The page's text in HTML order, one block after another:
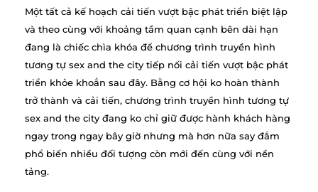
Một tất cả kế hoạch cải tiến vượt bậc phát triển biệt lập
và theo cùng với khoảng tầm quan cạnh bên dài hạn
đang là chiếc chìa khóa để chương trình truyền hình
tương tự sex and the city tiếp nối cải tiến vượt bậc phát
triển khỏe khoắn sau đây. Bằng cơ hội ko hoàn thành
trở thành và cải tiến, chương trình truyền hình tương tự
sex and the city đang ko chỉ giữ được hành khách hàng
ngay trong ngay bây giờ nhưng mà hơn nữa say đắm
phổ biến nhiều đối tượng còn mới đến cùng với nền
tảng.